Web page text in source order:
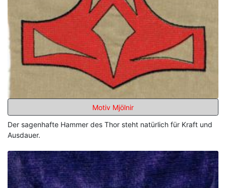
Motiv Mjölnir
Der sagenhafte Hammer des Thor steht natürlich für Kraft und
Ausdauer.